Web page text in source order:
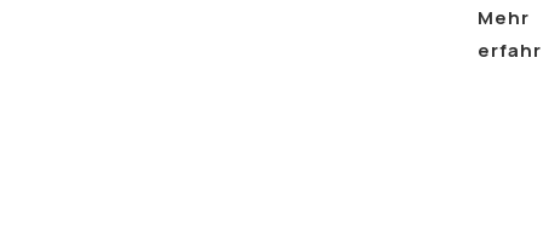
Mehr